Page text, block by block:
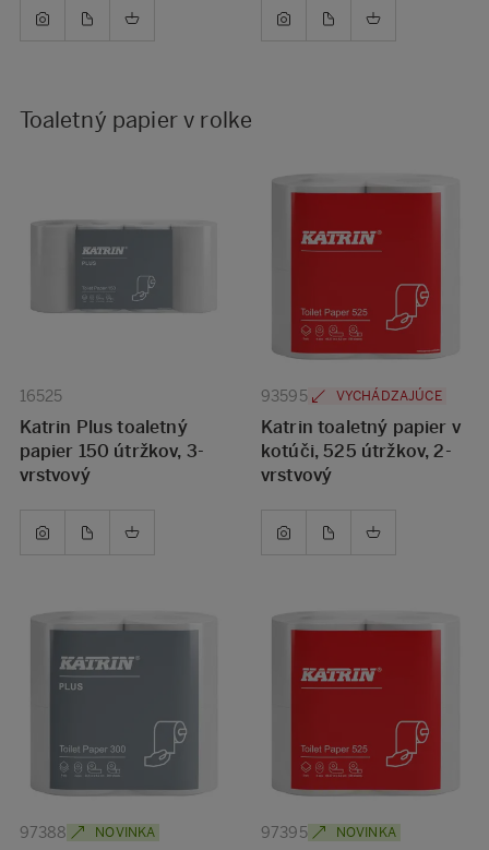
Toaletný papier v rolke
16525
Katrin Plus toaletný
papier 150 útržkov, 3-
vrstvový
93595 VYCHÁDZAJÚCE
Katrin toaletný papier v
kotúči, 525 útržkov, 2-
vrstvový
97388 NOVINKA 97395 NOVINKA